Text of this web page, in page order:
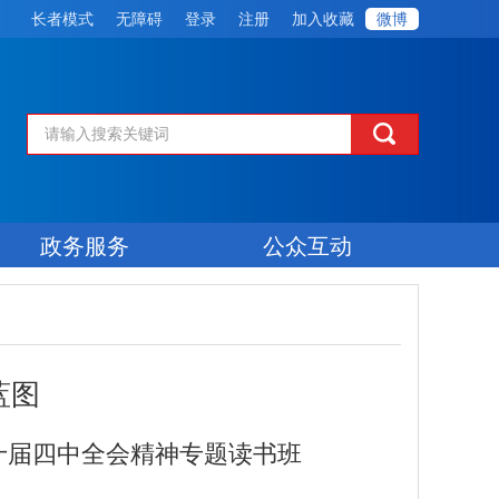
长者模式 无障碍 登录 注册 加入收藏 微博
政务服务 公众互动
图
四中全会精神专题读书班